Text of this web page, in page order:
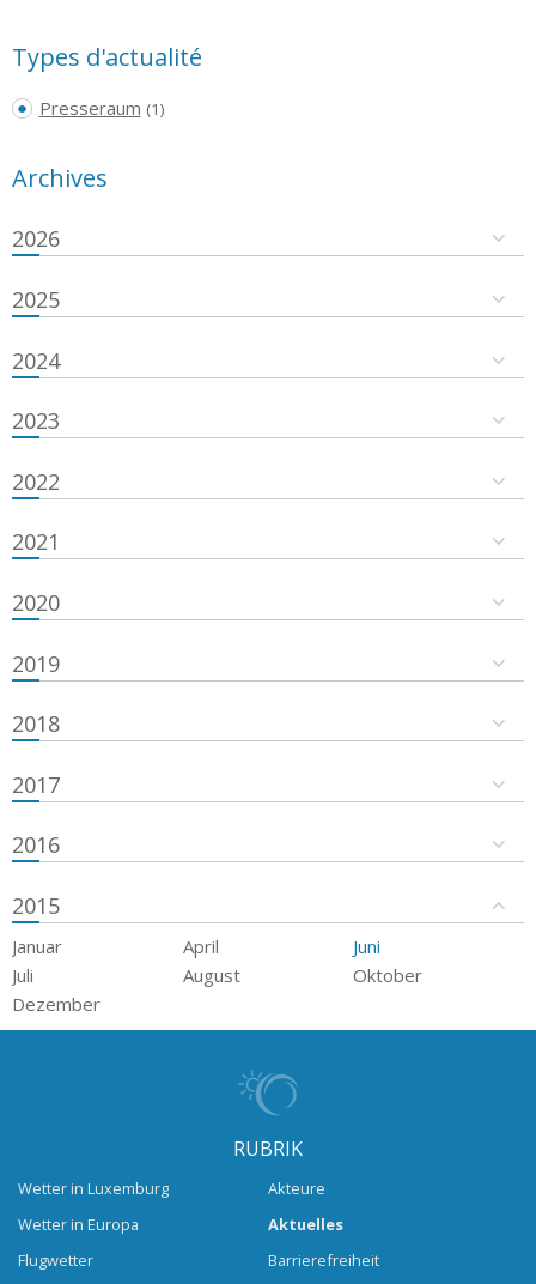
Types d'actualité
Presseraum (1)
Archives
2026
2025
2024
2023
2022
2021
2020
2019
2018
2017
2016
2015
Januar April
Juni
Juli
August
Oktober
Dezember
RUBRIK
Wetter in Luxemburg
Wetter in Europa
Flugwetter
Akteure
Aktuelles
Barrierefreiheit